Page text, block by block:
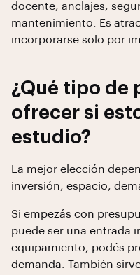
docente, anclajes,
mantenimiento. Es
incorporarse solo por
¿Qué tipo de
ofrecer si
estudio?
La mejor elección
inversión, espacio,
Si empezás con
puede ser una entrada
equipamiento, podés
demanda. También